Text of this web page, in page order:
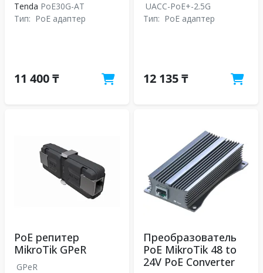
Tenda PoE30G-AT
Тип: PoE адаптер
11 400 ₸
UACC-PoE+-2.5G
Тип: PoE адаптер
12 135 ₸
PoE репитер
MikroTik GPeR
GPeR
Преобразователь
PoE MikroTik 48 to
24V PoE Converter